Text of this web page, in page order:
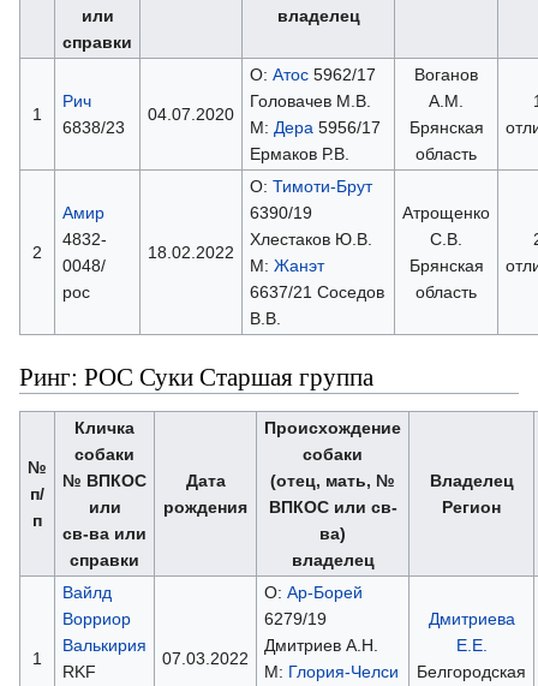
или
справки
владелец
1
Рич
6838/23
04.07.2020
О: Атос5962/17
Головачев М.В.
М: Дера 5956/17
Ермаков Р.В.
Воганов
А.М.
Брянская
область
2
Амир
4832-
0048/
рос
18.02.2022
О: Тимоти-Брут
6390/19
Хлестаков Ю.В.
М: Жанэт
6637/21 Соседов
В.В.
Атрощенко
С.В.
Брянская
область
Ринг: РОС Суки Старшая группа
№
п/
п
Кличка
собаки
№ ВПКОС
или
св-ва или
справки
Дата
рождения
Происхождение
собаки
(отец, мать, №
ВПКОС или св-
ва)
владелец
Владелец
Регион
1
Вайлд
Ворриор
Валькирия
RKF
07.03.2022
О: Ар-Борей
6279/19
Дмитриев А.Н.
М: Глория-Челси
Дмитриева
Е.Е.
Белгородская